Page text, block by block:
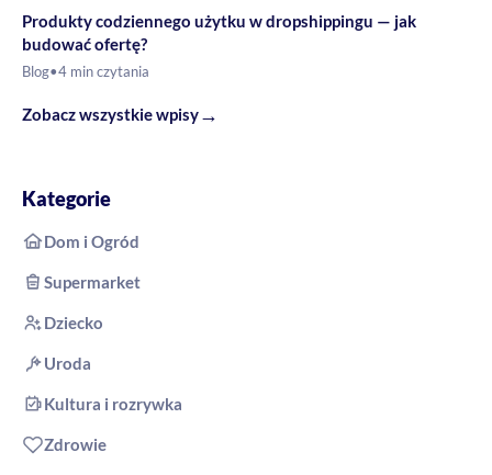
Produkty codziennego użytku w dropshippingu — jak
budować ofertę?
Blog•4 min czytania
Zobacz wszystkie wpisy→
Kategorie
Dom i Ogród
Supermarket
Dziecko
Uroda
Kultura i rozrywka
Zdrowie